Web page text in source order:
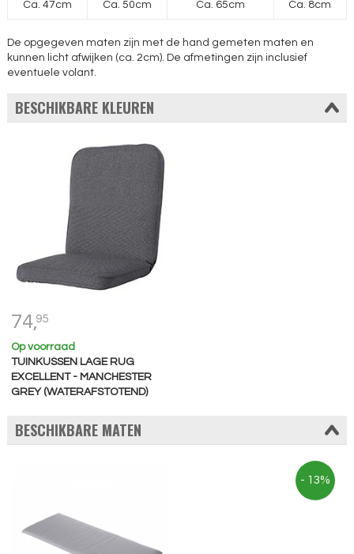
Ca. 47cm Ca. 50cm Ca. 65cm Ca. 8cm
De opgegeven maten zijn met de hand gemeten maten en
kunnen licht afwijken (ca. 2cm). De afmetingen zijn inclusief
eventuele volant.
BESCHIKBARE KLEUREN
74,95
Op voorraad
TUINKUSSEN LAGE RUG
EXCELLENT - MANCHESTER
GREY (WATERAFSTOTEND)
BESCHIKBARE MATEN
- 13%